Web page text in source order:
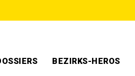
BEZIRKS-HEROS